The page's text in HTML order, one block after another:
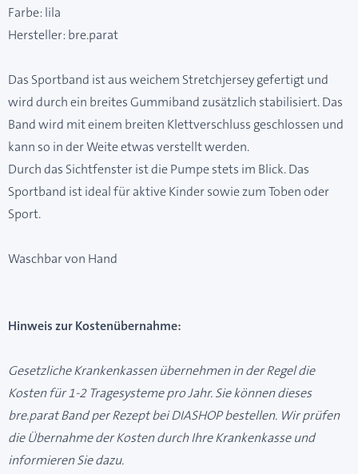
Farbe: lila
Hersteller: bre.parat
Das Sportband ist aus weichem Stretchjersey gefertigt und
wird durch ein breites Gummiband zusätzlich stabilisiert. Das
Band wird mit einem breiten Klettverschluss geschlossen und
kann so in der Weite etwas verstellt werden.
Durch das Sichtfenster ist die Pumpe stets im Blick. Das
Sportband ist ideal für aktive Kinder sowie zum Toben oder
Sport.
Waschbar von Hand
Hinweis zur Kostenübernahme:
Gesetzliche Krankenkassen übernehmen in der Regel die
Kosten für 1-2 Tragesysteme pro Jahr. Sie können dieses
bre.parat Band per Rezept bei DIASHOP bestellen. Wir prüfen
die Übernahme der Kosten durch Ihre Krankenkasse und
informieren Sie dazu.